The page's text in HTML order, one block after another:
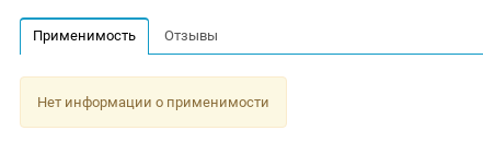
Применимость Отзывы
Нет информации о применимости